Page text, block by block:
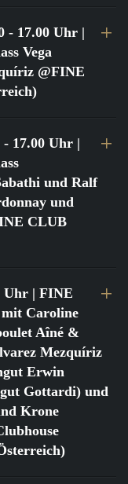
- 17.00 Uhr |
Vega
@FINE
- 17.00 Uhr |
und Ralf
und
CLUB
Uhr | FINE
Caroline
Aîné &
Mezquíriz
Erwin
Gottardi) und
Krone